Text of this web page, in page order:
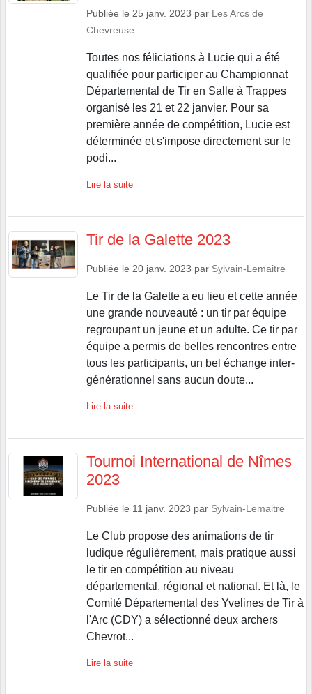
Publiée le 25 janv. 2023 par Les Arcs de
Chevreuse
Toutes nos féliciations à Lucie qui a été
qualifiée pour participer au Championnat
Départemental de Tir en Salle à Trappes
organisé les 21 et 22 janvier. Pour sa
première année de compétition, Lucie est
déterminée et s'impose directement sur le
podi...
Lire la suite
Tir de la Galette 2023
Publiée le 20 janv. 2023 par Sylvain-Lemaitre
Le Tir de la Galette a eu lieu et cette année
une grande nouveauté : un tir par équipe
regroupant un jeune et un adulte. Ce tir par
équipe a permis de belles rencontres entre
tous les participants, un bel échange inter-
générationnel sans aucun doute...
Lire la suite
Tournoi International de Nîmes
2023
Publiée le 11 janv. 2023 par Sylvain-Lemaitre
Le Club propose des animations de tir
ludique régulièrement, mais pratique aussi
le tir en compétition au niveau
départemental, régional et national. Et là, le
Comité Départemental des Yvelines de Tir à
l'Arc (CDY) a sélectionné deux archers
Chevrot...
Lire la suite